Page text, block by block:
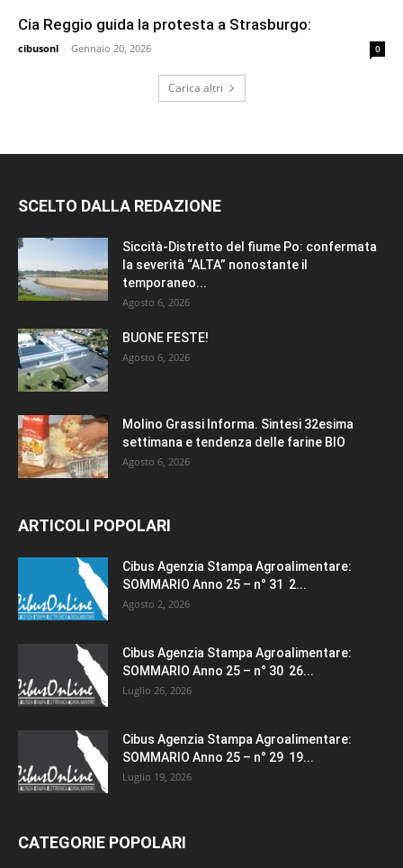
Cia Reggio guida la protesta a Strasburgo:
cibusonl - Gennaio 20, 2026 0
Carica altri
SCELTO DALLA REDAZIONE
Siccità-Distretto del fiume Po: confermata
la severità “ALTA” nonostante il
temporaneo...
Agosto 6, 2026
BUONE FESTE!
Agosto 6, 2026
Molino Grassi Informa. Sintesi 32esima
settimana e tendenza delle farine BIO
Agosto 6, 2026
ARTICOLI POPOLARI
Cibus Agenzia Stampa Agroalimentare:
SOMMARIO Anno 25 – n° 31 2...
Agosto 2, 2026
Cibus Agenzia Stampa Agroalimentare:
SOMMARIO Anno 25 – n° 30 26...
Luglio 26, 2026
Cibus Agenzia Stampa Agroalimentare:
SOMMARIO Anno 25 – n° 29 19...
Luglio 19, 2026
CATEGORIE POPOLARI